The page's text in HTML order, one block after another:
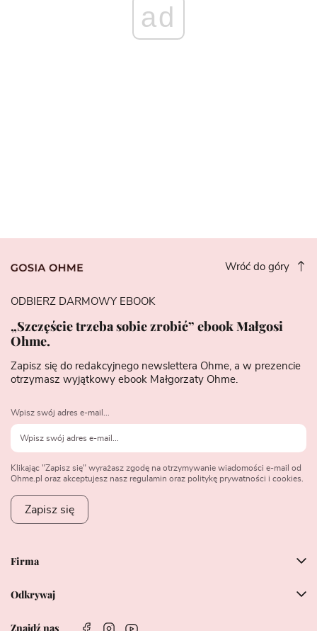
ad
Wróć do góry
Firma
Odkrywaj
Znajdź nas
ODBIERZ DARMOWY EBOOK
„Szczęście trzeba sobie zrobić” ebook Małgosi
Ohme.
Zapisz się do redakcyjnego newslettera Ohme, a w prezencie
otrzymasz wyjątkowy ebook Małgorzaty Ohme.
Wpisz swój adres e-mail...
Klikając "Zapisz się" wyrażasz zgodę na otrzymywanie wiadomości e-mail od
Ohme.pl oraz akceptujesz nasz regulamin oraz politykę prywatności i cookies.
Zapisz się